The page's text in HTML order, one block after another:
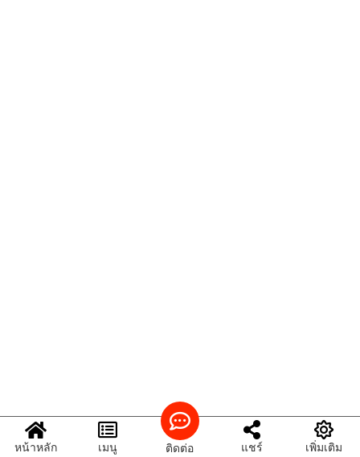
หน้าหลัก เมนู ติดต่อ แชร์ เพิ่มเติม